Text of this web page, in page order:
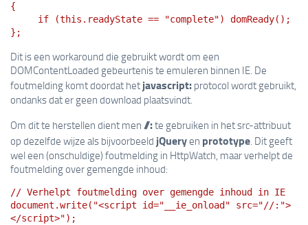
{
if (this.readyState == "complete") domReady();
};
Dit is een workaround die gebruikt wordt om een
DOMContentLoaded gebeurtenis te emuleren binnen IE. De
foutmelding komt doordat het javascript: protocol wordt gebruikt,
ondanks dat er geen download plaatsvindt.
Om dit te herstellen dient men //:te gebruiken in het src-attribuut
op dezelfde wijze als bijvoorbeeld jQueryen prototype. Dit geeft
wel een (onschuldige) foutmelding in HttpWatch, maar verhelpt de
foutmelding over gemengde inhoud:
// Verhelpt foutmelding over gemengde inhoud in IE
document.write("<script id="__ie_onload" src="//:">
</script>");